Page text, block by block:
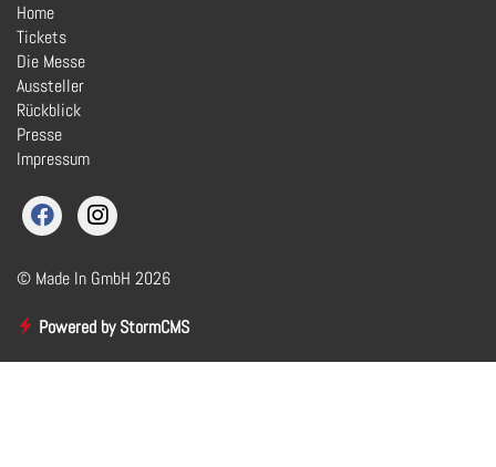
Home
Tickets
Die Messe
Aussteller
Rückblick
Presse
Impressum
© Made In GmbH 2026
Powered by StormCMS